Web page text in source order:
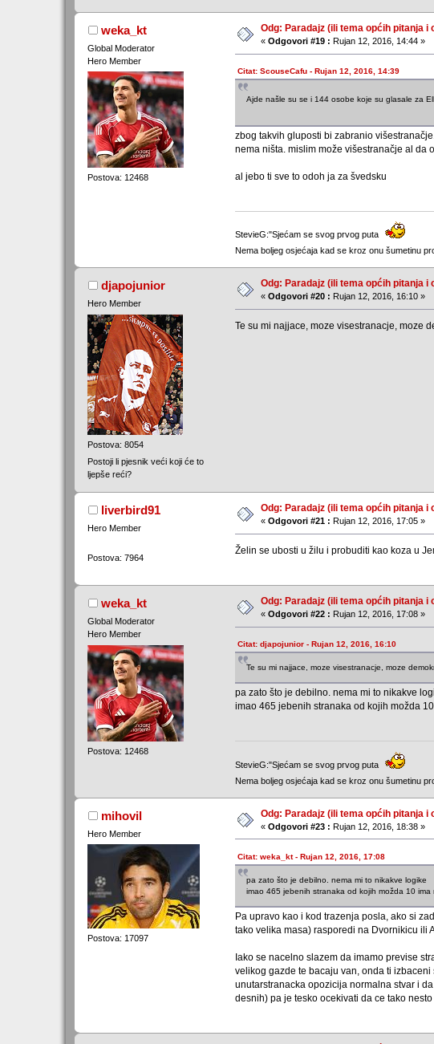
weka_kt
Global Moderator
Hero Member
Postova: 12468
Odg: Paradajz (ili tema općih pitanja i
«Odgovori #19 : Rujan 12, 2016, 14:44 »
Citat: ScouseCafu - Rujan 12, 2016, 14:39
Ajde našle su se i 144 osobe koje su glasale za
zbog takvih gluposti bi zabranio
nema ništa. mislim može višestranačje al da
al jebo ti sve to odoh ja za švedsku
StevieG:"Sjećam se svog prvog puta
Nema boljeg osjećaja kad se kroz onu šumetinu
djapojunior
Hero Member
Postova: 8054
Postoji li pjesnik veći koji će to
ljepše reći?
Odg: Paradajz (ili tema općih pitanja i
«Odgovori #20 : Rujan 12, 2016, 16:10 »
Te su mi najjace, moze visestranacje, moze
liverbird91
Hero Member
Postova: 7964
Odg: Paradajz (ili tema općih pitanja i
«Odgovori #21 : Rujan 12, 2016, 17:05 »
Želin se ubosti u žilu i probuditi kao koza u
weka_kt
Global Moderator
Hero Member
Postova: 12468
Odg: Paradajz (ili tema općih pitanja i
«Odgovori #22 : Rujan 12, 2016, 17:08 »
Citat: djapojunior - Rujan 12, 2016, 16:10
Te su mi najjace, moze visestranacje, moze
pa zato što je debilno. nema mi to nikakve
imao 465 jebenih stranaka od kojih možda
StevieG:"Sjećam se svog prvog puta
Nema boljeg osjećaja kad se kroz onu šumetinu
mihovil
Hero Member
Postova: 17097
Odg: Paradajz (ili tema općih pitanja i
«Odgovori #23 : Rujan 12, 2016, 18:38 »
Citat: weka_kt - Rujan 12, 2016, 17:08
pa zato što je debilno. nema mi to nikakve logike
imao 465 jebenih stranaka od kojih možda 10
Pa upravo kao i kod trazenja posla, ako si
tako velika masa) rasporedi na Dvornikicu ili
Iako se nacelno slazem da imamo previse
velikog gazde te bacaju van, onda ti
unutarstranacka opozicija normalna stvar i
desnih) pa je tesko ocekivati da ce tako